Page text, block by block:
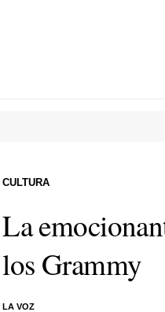
La
los Grammy
LA VOZ
CULTURA